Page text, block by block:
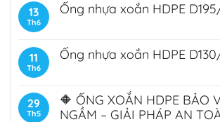
13
Th6
Ống nhựa xoắn HDPE
11
Th6
Ống nhựa xoắn HDPE
29
Th5
🔶 ỐNG XOẮN HDPE BẢO
NGẦM – GIẢI PHÁP AN